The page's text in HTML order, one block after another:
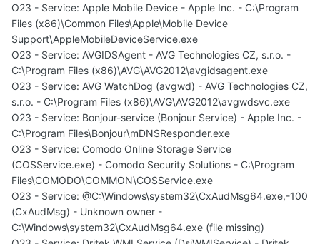
O23 - Service: Apple Mobile Device - Apple Inc. - C:\Program
Files (x86)\Common Files\Apple\Mobile Device
Support\AppleMobileDeviceService.exe
O23 - Service: AVGIDSAgent - AVG Technologies CZ, s.r.o. -
C:\Program Files (x86)\AVG\AVG2012\avgidsagent.exe
O23 - Service: AVG WatchDog (avgwd) - AVG Technologies CZ,
s.r.o. - C:\Program Files (x86)\AVG\AVG2012\avgwdsvc.exe
O23 - Service: Bonjour-service (Bonjour Service) - Apple Inc. -
C:\Program Files\Bonjour\mDNSResponder.exe
O23 - Service: Comodo Online Storage Service
(COSService.exe) - Comodo Security Solutions - C:\Program
Files\COMODO\COMMON\COSService.exe
O23 - Service: @C:\Windows\system32\CxAudMsg64.exe,-100
(CxAudMsg) - Unknown owner -
C:\Windows\system32\CxAudMsg64.exe (file missing)